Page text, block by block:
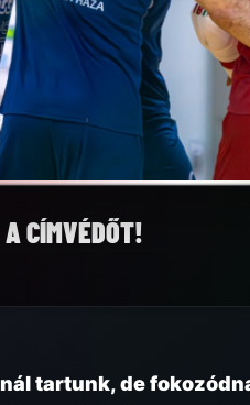
CÍMVÉDŐT!
tartunk, de